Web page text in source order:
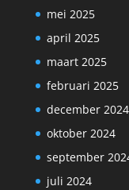
mei 2025
april 2025
maart 2025
februari 2025
december 2024
oktober 2024
september
juli 2024